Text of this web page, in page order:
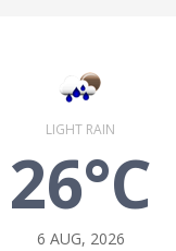
LIGHT RAIN
26°C
6 AUG, 2026